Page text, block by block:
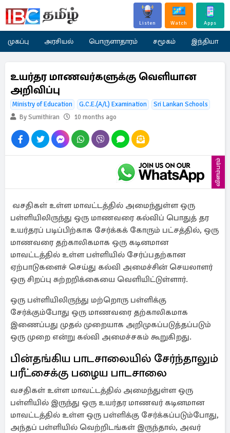
Listen Watch Apps
முகப்பு அரசியல் பொருளாதாரம் சமூகம் இந்தியா
உயர்தர மாணவர்களுக்கு வெளியான
அறிவிப்பு
Ministry of Education G.C.E.(A/L) Examination
Sri Lankan Schools
By Sumithiran
10 months ago
விளம்பரம்
வசதிகள் உள்ள மாவட்டத்தில் அமைந்துள்ள ஒரு
பள்ளியிலிருந்து ஒரு மாணவரை கல்விப் பொதுத் தர
உயர்தரப் படிப்பிற்காக சேர்க்கக் கோரும் பட்சத்தில், ஒரு
மாணவரை தற்காலிகமாக ஒரு கடினமான
மாவட்டத்தில் உள்ள பள்ளியில் சேர்ப்பதற்கான
ஏற்பாடுகளைச் செய்து கல்வி அமைச்சின் செயலாளர்
ஒரு சிறப்பு சுற்றறிக்கையை வெளியிட்டுள்ளார்.
ஒரு பள்ளியிலிருந்து மற்றொரு பள்ளிக்கு
சேர்க்கும்போது ஒரு மாணவரை தற்காலிகமாக
இணைப்பது முதல் முறையாக அறிமுகப்படுத்தப்படும்
ஒரு முறை என்று கல்வி அமைச்சகம் கூறுகிறது.
பின்தங்கிய பாடசாலையில் சேர்ந்தாலும்
பரீட்சைக்கு பழைய பாடசாலை
வசதிகள் உள்ள மாவட்டத்தில் அமைந்துள்ள ஒரு
பள்ளியில் இருந்து ஒரு உயர்தர மாணவர் கடினமான
மாவட்டத்தில் உள்ள ஒரு பள்ளிக்கு சேர்க்கப்படும்போது,
​​அந்தப் பள்ளியில் வெற்றிடங்கள் இருந்தால், அவர்